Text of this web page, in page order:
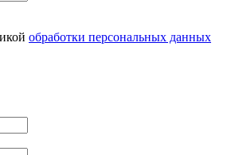
обработки персональных данных